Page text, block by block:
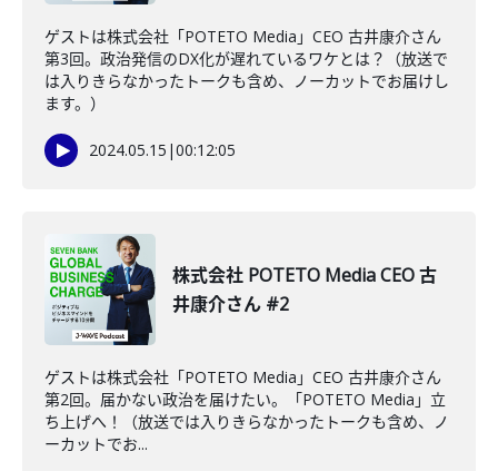
ゲストは株式会社「POTETO Media」CEO 古井康介さん
第3回。政治発信のDX化が遅れているワケとは？（放送で
は入りきらなかったトークも含め、ノーカットでお届けし
ます。）
2024.05.15 |00:12:05
株式会社 POTETO Media CEO 古
井康介さん #2
ゲストは株式会社「POTETO Media」CEO 古井康介さん
第2回。届かない政治を届けたい。「POTETO Media」立
ち上げへ！（放送では入りきらなかったトークも含め、ノ
ーカットでお...